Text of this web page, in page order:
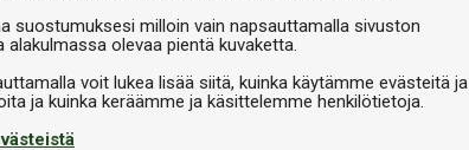
suostumuksesi milloin vain napsauttamalla sivuston
alakulmassa olevaa pientä kuvaketta.
voit lukea lisää siitä, kuinka käytämme evästeitä ja